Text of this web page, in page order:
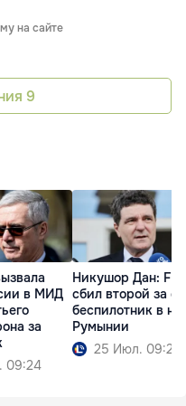
на сайте
9
в МИД
за
09:24
Никушор Дан: F-
сбил второй за
беспилотник в
Румынии
25 Июл. 09:25